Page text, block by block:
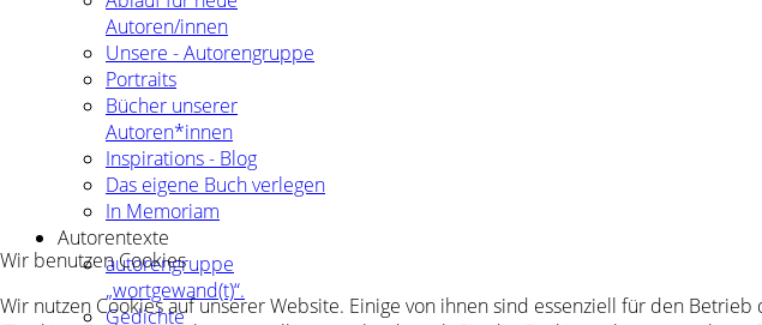
Autoren/innen
Unsere - Autorengruppe
Portraits
Bücher unserer
Autoren*innen
Inspirations - Blog
Das eigene Buch verlegen
In Memoriam
Autorentexte
autorengruppe
„wortgewand(t)“.
Gedichte
Wir benutzen Cookies
Wir nutzen Cookies auf unserer Website. Einige von ihnen sind essenziell für den